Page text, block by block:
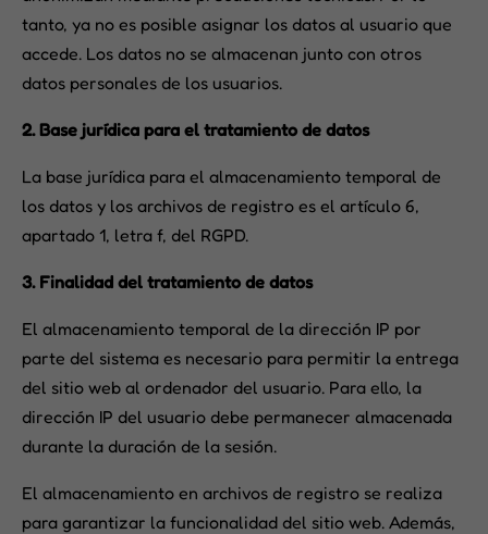
tanto, ya no es posible asignar los datos al usuario que
accede. Los datos no se almacenan junto con otros
datos personales de los usuarios.
2. Base jurídica para el tratamiento de datos
La base jurídica para el almacenamiento temporal de
los datos y los archivos de registro es el artículo 6,
apartado 1, letra f, del RGPD.
3. Finalidad del tratamiento de datos
El almacenamiento temporal de la dirección IP por
parte del sistema es necesario para permitir la entrega
del sitio web al ordenador del usuario. Para ello, la
dirección IP del usuario debe permanecer almacenada
durante la duración de la sesión.
El almacenamiento en archivos de registro se realiza
para garantizar la funcionalidad del sitio web. Además,